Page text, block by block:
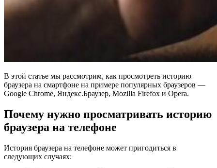
В этой статье мы рассмотрим, как просмотреть историю
браузера на смартфоне на примере популярных браузеров —
Google Chrome, Яндекс.Браузер, Mozilla Firefox и Opera.
Почему нужно просматривать историю
браузера на телефоне
История браузера на телефоне может пригодиться в
следующих случаях: